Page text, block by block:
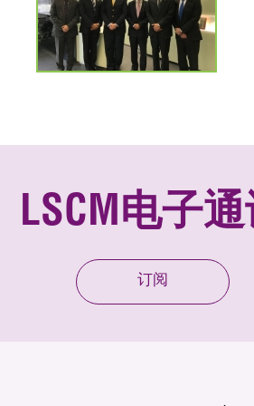
LSCM电子
订阅